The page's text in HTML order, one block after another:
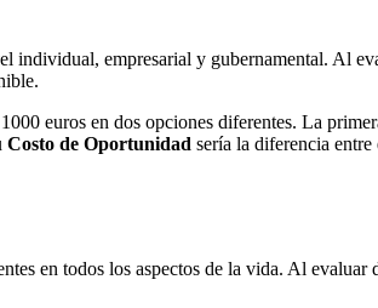
individual, empresarial y gubernamental. Al
euros en dos opciones diferentes. La
Costo de Oportunidad sería la diferencia
en todos los aspectos de la vida. Al